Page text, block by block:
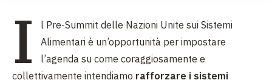
I
l Pre-Summit delle Nazioni Unite sui Sistemi
Alimentari è un’opportunità per impostare
l’agenda su come coraggiosamente e
collettivamente intendiamo rafforzare i sistemi